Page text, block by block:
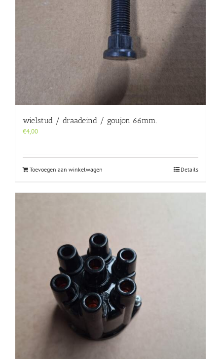
wielstud / draadeind / goujon 66mm.
€4,00
Toevoegen aan winkelwagen Details